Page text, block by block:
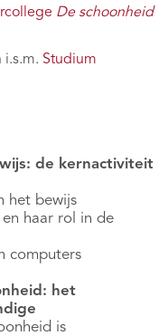
De schoonheid
i.s.m. Studium
de kernactiviteit
het bewijs
haar rol in de
computers
het
is